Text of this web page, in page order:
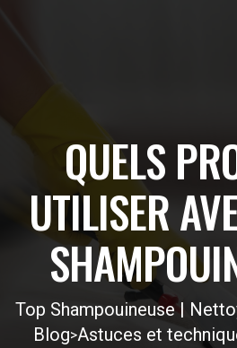
QUELS
UTILISER
Top Shampouineuse |
Blog>Astuces et